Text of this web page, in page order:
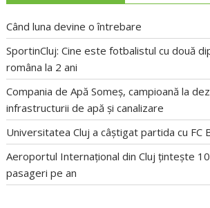
Când luna devine o întrebare
SportinCluj: Cine este fotbalistul cu două
româna la 2 ani
Compania de Apă Someș, campioană la
infrastructurii de apă și canalizare
Universitatea Cluj a câștigat partida cu FC
Aeroportul Internațional din Cluj țintește
pasageri pe an